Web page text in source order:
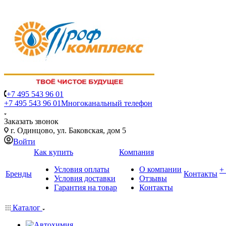
+7 495 543 96 01
+7 495 543 96 01Многоканальный телефон
Заказать звонок
г. Одинцово, ул. Баковская, дом 5
Войти
Бренды
Как купить
Условия оплаты
Условия доставки
Гарантия на товар
Компания
О компании
Отзывы
Контакты
Контакты
Каталог